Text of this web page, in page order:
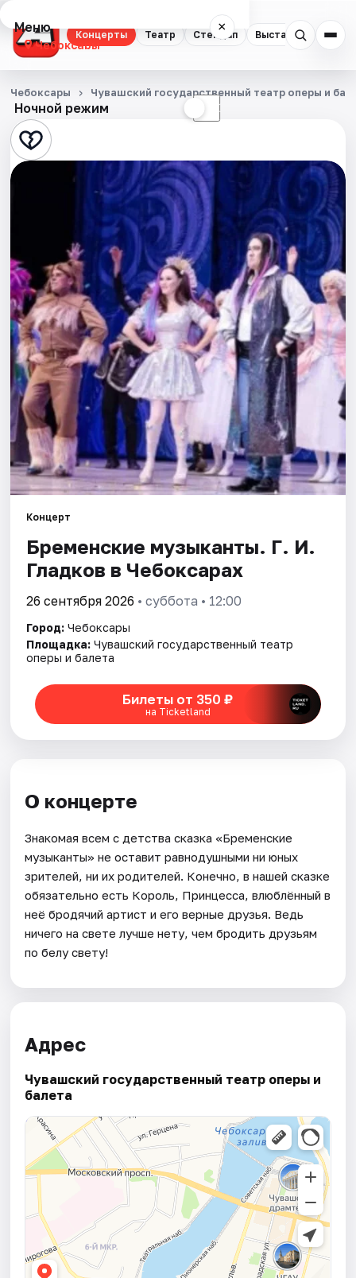
Концерты Театр Стендап Выставки
Меню ×
Чебоксары
Концерты
Театр
Стендап
События
Города
Площадки
Артисты
Рейтинги
Ночной режим ☾
Чебоксары Чувашский государственный театр оперы и
Концерт
Бременские музыканты. Г. И.
Гладков в Чебоксарах
26 сентября 2026 • суббота • 12:00
Город: Чебоксары
Площадка: Чувашский государственный театр
оперы и балета
Билеты от 350 ₽
на Ticketland
О концерте
Знакомая всем с детства сказка «Бременские
музыканты» не оставит равнодушными ни юных
зрителей, ни их родителей. Конечно, в нашей сказке
обязательно есть Король, Принцесса, влюблённый в
неё бродячий артист и его верные друзья. Ведь
ничего на свете лучше нету, чем бродить друзьям
по белу свету!
Адрес
Чувашский государственный театр оперы и
балета